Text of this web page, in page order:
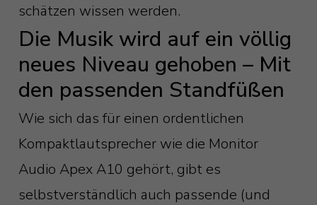
schätzen wissen werden.
Die Musik wird auf ein völlig
neues Niveau gehoben – Mit
den passenden Standfüßen
Wie sich das für einen ordentlichen
Kompaktlautsprecher wie die Monitor
Audio Apex A10 gehört, gibt es
selbstverständlich auch passende (und